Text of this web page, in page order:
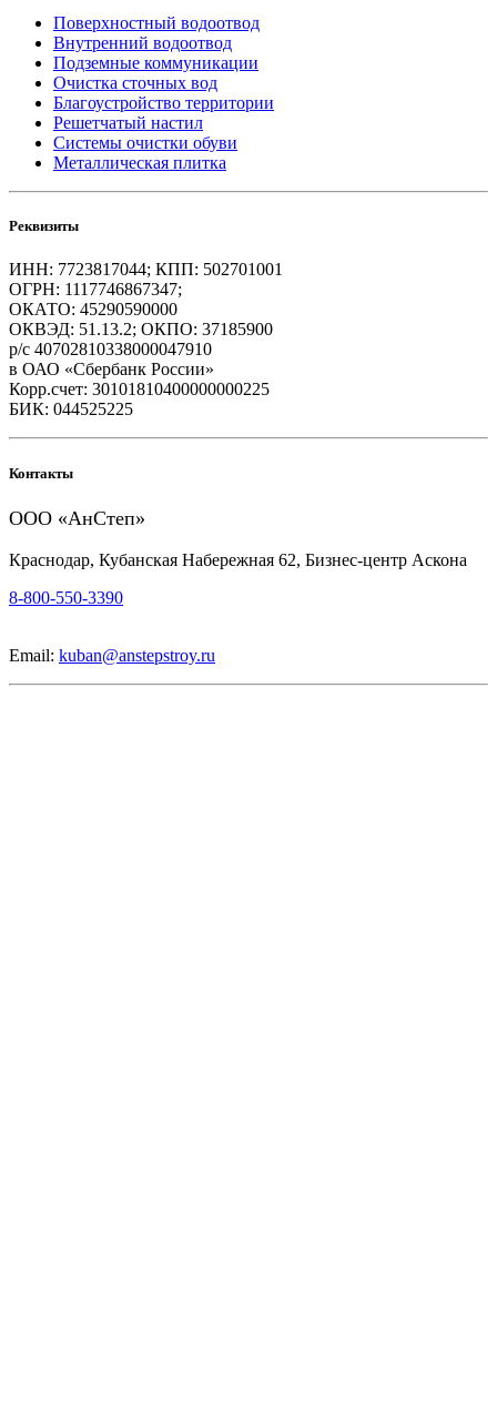
Поверхностный водоотвод
Внутренний водоотвод
Подземные коммуникации
Очистка сточных вод
Благоустройство территории
Решетчатый настил
Системы очистки обуви
Металлическая плитка
Реквизиты
ИНН: 7723817044; КПП: 502701001
ОГРН: 1117746867347;
ОКАТО: 45290590000
ОКВЭД: 51.13.2; ОКПО: 37185900
р/с 40702810338000047910
в ОАО «Сбербанк России»
Корр.счет: 30101810400000000225
БИК: 044525225
Контакты
ООО «АнСтеп»
Краснодар, Кубанская Набережная 62, Бизнес-центр Аскона
8-800-550-3390
Email: kuban@anstepstroy.ru